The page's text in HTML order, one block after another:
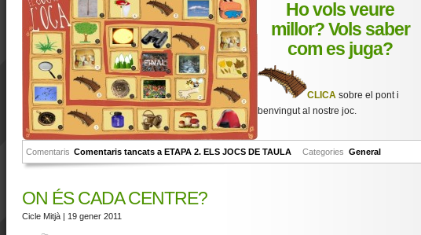
Ho vols veure
millor? Vols saber
com es juga?
CLICA sobre el pont i
benvingut al nostre joc.
Comentaris Comentaris tancats a ETAPA 2. ELS JOCS DE TAULA Categories General
ON ÉS CADA CENTRE?
Cicle Mitjà | 19 gener 2011